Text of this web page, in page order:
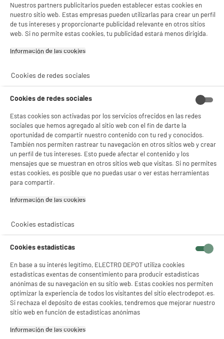
product_anchor_characteristics
29€96
Nuestros partners publicitarios pueden establecer estas cookies en
nuestro sitio web. Estas empresas pueden utilizarlas para crear un perfil
de tus intereses y proporcionarte publicidad relevante en otros sitios
web. Si no permite estas cookies, tu publicidad estará menos dirigida.
Información de las cookies‎
Cookies de redes sociales
Cookies de redes sociales
Estas cookies son activadas por los servicios ofrecidos en las redes
sociales que hemos agregado al sitio web con el fin de darte la
oportunidad de compartir nuestro contenido con tu red y conocidos.
También nos permiten rastrear tu navegación en otros sitios web y crear
un perfil de tus intereses. Esto puede afectar el contenido y los
mensajes que se muestran en otros sitios web que visitas. Si no permites
estas cookies, es posible que no puedas usar o ver estas herramientas
para compartir.
Información de las cookies‎
Cookies estadísticas
Cookies estadísticas
En base a su interés legítimo, ELECTRO DEPOT utiliza cookies
estadísticas exentas de consentimiento para producir estadísticas
anónimas de su navegación en su sitio web. Estas cookies nos permiten
optimizar la experiencia de todos los visitantes del sitio electrodepot.es.
Si rechaza el depósito de estas cookies, tendremos que mejorar nuestro
sitio web en función de estadísticas anónimas
Información de las cookies‎